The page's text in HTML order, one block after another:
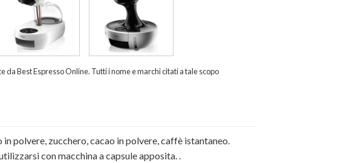
Best Espresso Online. Tutti i nome e marchi citati a tale scopo
polvere, zucchero, cacao in polvere, caffè istantaneo.
con macchina a capsule apposita. .